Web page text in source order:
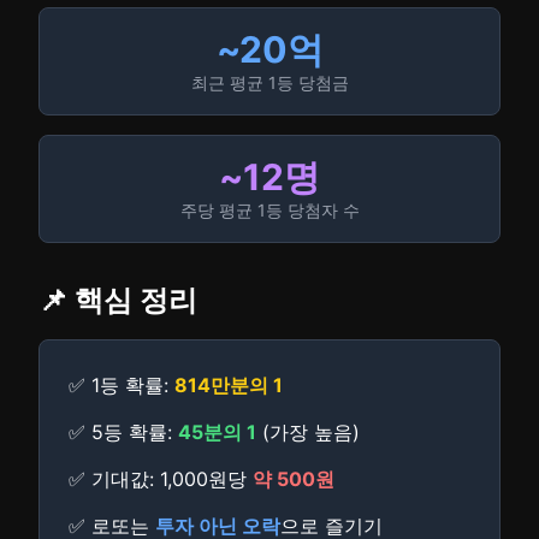
~20억
최근 평균 1등 당첨금
~12명
주당 평균 1등 당첨자 수
📌 핵심 정리
✅ 1등 확률: 814만분의 1
✅ 5등 확률: 45분의 1 (가장 높음)
✅ 기대값: 1,000원당 약 500원
✅ 로또는 투자 아닌 오락으로 즐기기